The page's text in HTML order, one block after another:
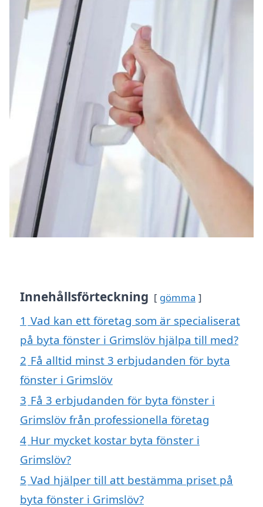
Innehållsförteckning gömma
1 Vad kan ett företag som är specialiserat
på byta fönster i Grimslöv hjälpa till med?
2 Få alltid minst 3 erbjudanden för byta
fönster i Grimslöv
3 Få 3 erbjudanden för byta fönster i
Grimslöv från professionella företag
4 Hur mycket kostar byta fönster i
Grimslöv?
5 Vad hjälper till att bestämma priset på
byta fönster i Grimslöv?